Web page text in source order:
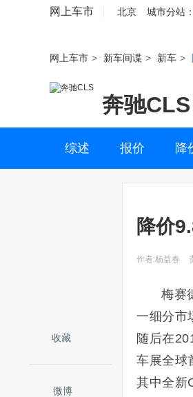
网上车市 北京 城市分站：
网上车市 > 新车间谍 > 新车 >
奔驰CLS
综述 报价 降
收藏
微博
降价
作者:杨益春
梅赛
一细分市
随后在
车展全球
其中全新